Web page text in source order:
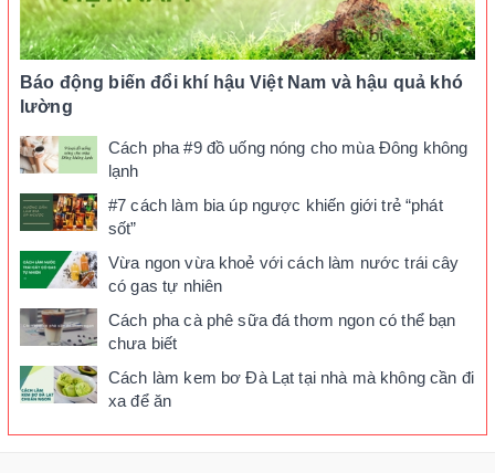
Báo động biến đổi khí hậu Việt Nam và hậu quả khó
lường
Cách pha #9 đồ uống nóng cho mùa Đông không
lạnh
#7 cách làm bia úp ngược khiến giới trẻ “phát
sốt”
Vừa ngon vừa khoẻ với cách làm nước trái cây
có gas tự nhiên
Cách pha cà phê sữa đá thơm ngon có thể bạn
chưa biết
Cách làm kem bơ Đà Lạt tại nhà mà không cần đi
xa để ăn